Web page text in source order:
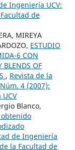
Ingeniería UCV:
de
MIREYA
ESTUDIO
6 CON
BLENDS OF
, Revista de la
4 (2007):
Blanco,
de Ingeniería
la Facultad de